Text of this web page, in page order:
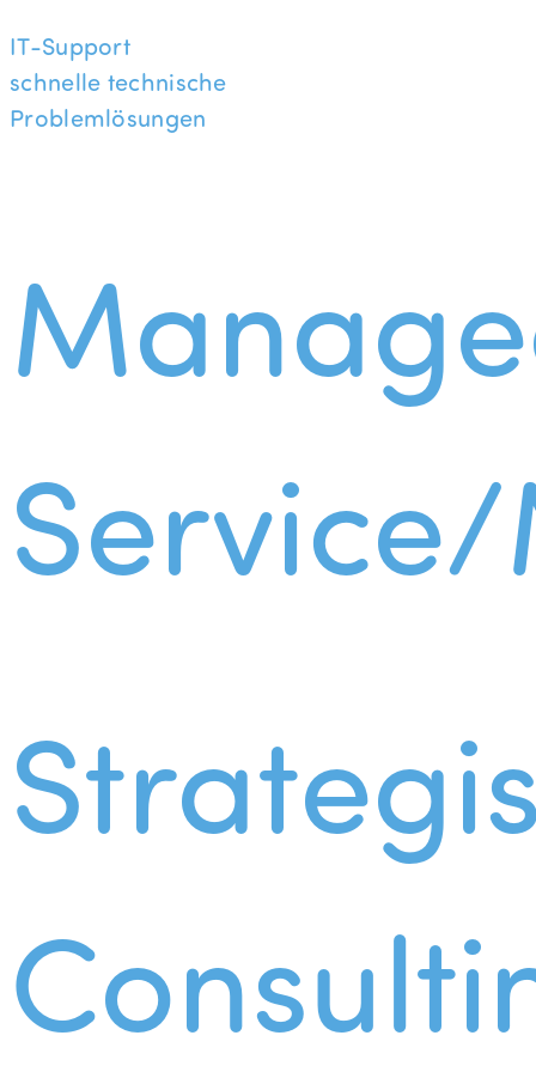
IT-Support
schnelle technische
Problemlösungen